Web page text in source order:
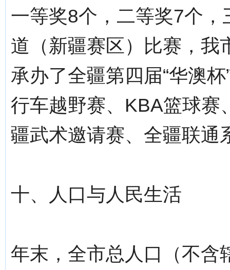
一等奖8个，二等奖7个
道（新疆赛区）比赛，我
承办了全疆第四届“华澳
行车越野赛、KBA篮球赛
疆武术邀请赛、全疆联通
十、人口与人民生活
年末，全市总人口（不含